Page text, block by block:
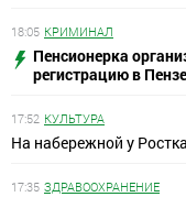
18:05 КРИМИНАЛ
Пенсионерка
регистрацию в Пензе
17:52 КУЛЬТУРА
На набережной у
17:35 ЗДРАВООХРАНЕНИЕ